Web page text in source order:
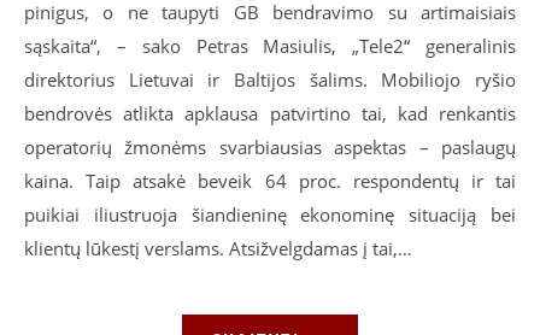
pinigus, o ne taupyti GB bendravimo su artimaisiais
sąskaita“, – sako Petras Masiulis, „Tele2“ generalinis
direktorius Lietuvai ir Baltijos šalims. Mobiliojo ryšio
bendrovės atlikta apklausa patvirtino tai, kad renkantis
operatorių žmonėms svarbiausias aspektas – paslaugų
kaina. Taip atsakė beveik 64 proc. respondentų ir tai
puikiai iliustruoja šiandieninę ekonominę situaciją bei
klientų lūkestį verslams. Atsižvelgdamas į tai,…